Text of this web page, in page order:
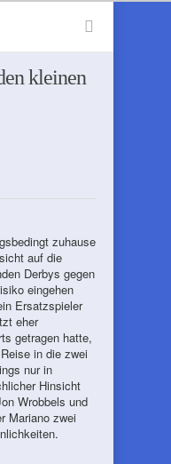
kleinen
zuhause
auf die
Derbys gegen
eingehen
Ersatzspieler
eher
getragen hatte,
in die zwei
nur in
Hinsicht
Wrobbels und
Mariano zwei